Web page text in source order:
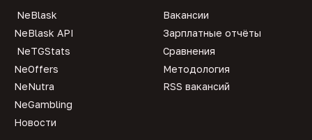
NeBlask
NeBlask API
NeTGStats
NeOffers
NeNutra
NeGambling
Новости
Вакансии
Зарплатные отчёты
Сравнения
Методология
RSS вакансий